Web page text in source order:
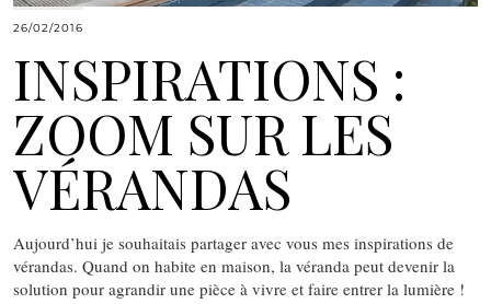
26/02/2016
INSPIRATIONS :
ZOOM SUR LES
VÉRANDAS
Aujourd’hui je souhaitais partager avec vous mes inspirations de
vérandas. Quand on habite en maison, la véranda peut devenir la
solution pour agrandir une pièce à vivre et faire entrer la lumière !